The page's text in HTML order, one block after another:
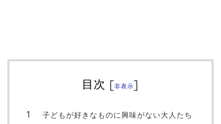
目次 [非表示]
子どもが好きなものに興味がない大人たち